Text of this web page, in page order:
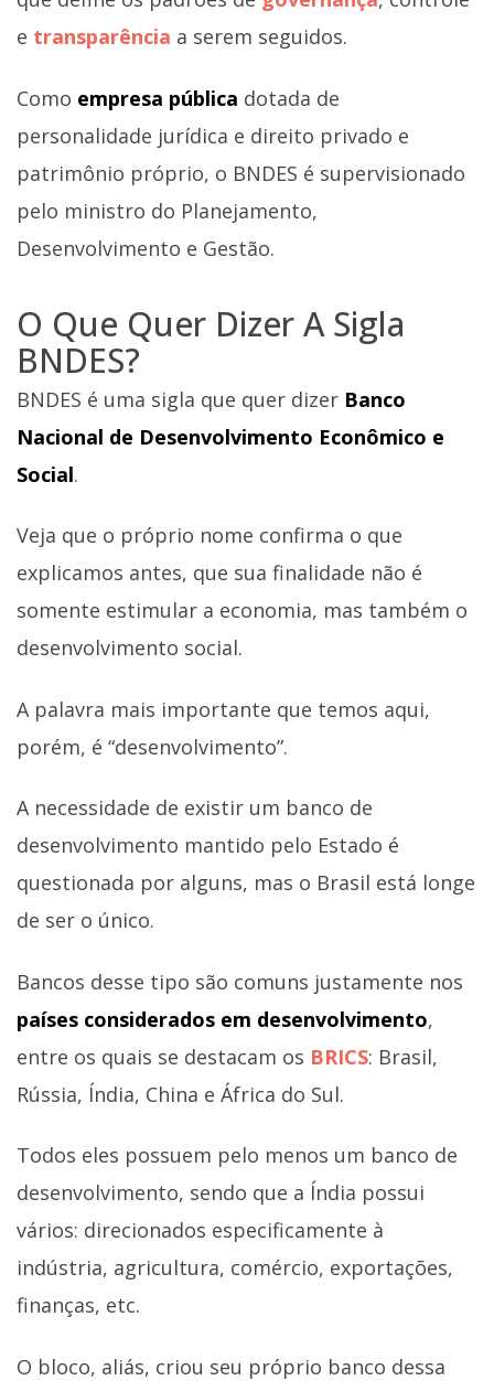
e transparência a serem seguidos.
Como empresa pública dotada de
personalidade jurídica e direito privado e
patrimônio próprio, o BNDES é supervisionado
pelo ministro do Planejamento,
Desenvolvimento e Gestão.
O Que Quer Dizer A Sigla
BNDES?
BNDES é uma sigla que quer dizer Banco
Nacional de Desenvolvimento Econômico e
Social.
Veja que o próprio nome confirma o que
explicamos antes, que sua finalidade não é
somente estimular a economia, mas também o
desenvolvimento social.
A palavra mais importante que temos aqui,
porém, é “desenvolvimento”.
A necessidade de existir um banco de
desenvolvimento mantido pelo Estado é
questionada por alguns, mas o Brasil está longe
de ser o único.
Bancos desse tipo são comuns justamente nos
países considerados em desenvolvimento,
entre os quais se destacam os BRICS: Brasil,
Rússia, Índia, China e África do Sul.
Todos eles possuem pelo menos um banco de
desenvolvimento, sendo que a Índia possui
vários: direcionados especificamente à
indústria, agricultura, comércio, exportações,
finanças, etc.
O bloco, aliás, criou seu próprio banco dessa